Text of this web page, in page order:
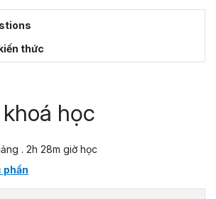
thức
học
. 2h 28m giờ học
phần